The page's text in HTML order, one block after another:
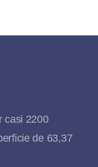
casi 2200
de 63,37